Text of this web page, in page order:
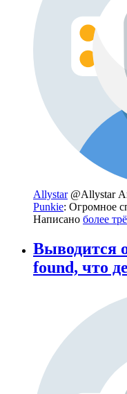
Allystar @Allystar
Punkie: Огромное
Написано более
Выводится
found, что